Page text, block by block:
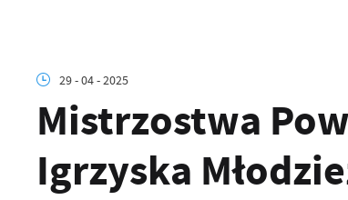
29 - 04 - 2025
Mistrzostwa
Igrzyska